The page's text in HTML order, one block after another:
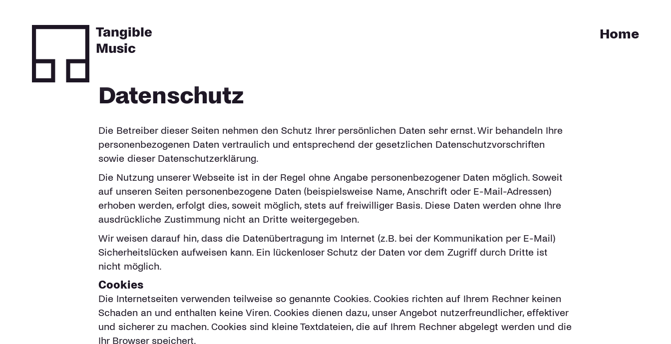
Home
Datenschutz
Die Betreiber dieser Seiten nehmen den Schutz Ihrer persönlichen Daten sehr ernst. Wir behandeln Ihre
personenbezogenen Daten vertraulich und entsprechend der gesetzlichen Datenschutzvorschriften
sowie dieser Datenschutzerklärung.
Die Nutzung unserer Webseite ist in der Regel ohne Angabe personenbezogener Daten möglich. Soweit
auf unseren Seiten personenbezogene Daten (beispielsweise Name, Anschrift oder E-Mail-Adressen)
erhoben werden, erfolgt dies, soweit möglich, stets auf freiwilliger Basis. Diese Daten werden ohne Ihre
ausdrückliche Zustimmung nicht an Dritte weitergegeben.
Wir weisen darauf hin, dass die Datenübertragung im Internet (z.B. bei der Kommunikation per E-Mail)
Sicherheitslücken aufweisen kann. Ein lückenloser Schutz der Daten vor dem Zugriff durch Dritte ist
nicht möglich.
Cookies
Die Internetseiten verwenden teilweise so genannte Cookies. Cookies richten auf Ihrem Rechner keinen
Schaden an und enthalten keine Viren. Cookies dienen dazu, unser Angebot nutzerfreundlicher, effektiver
und sicherer zu machen. Cookies sind kleine Textdateien, die auf Ihrem Rechner abgelegt werden und die
Ihr Browser speichert.